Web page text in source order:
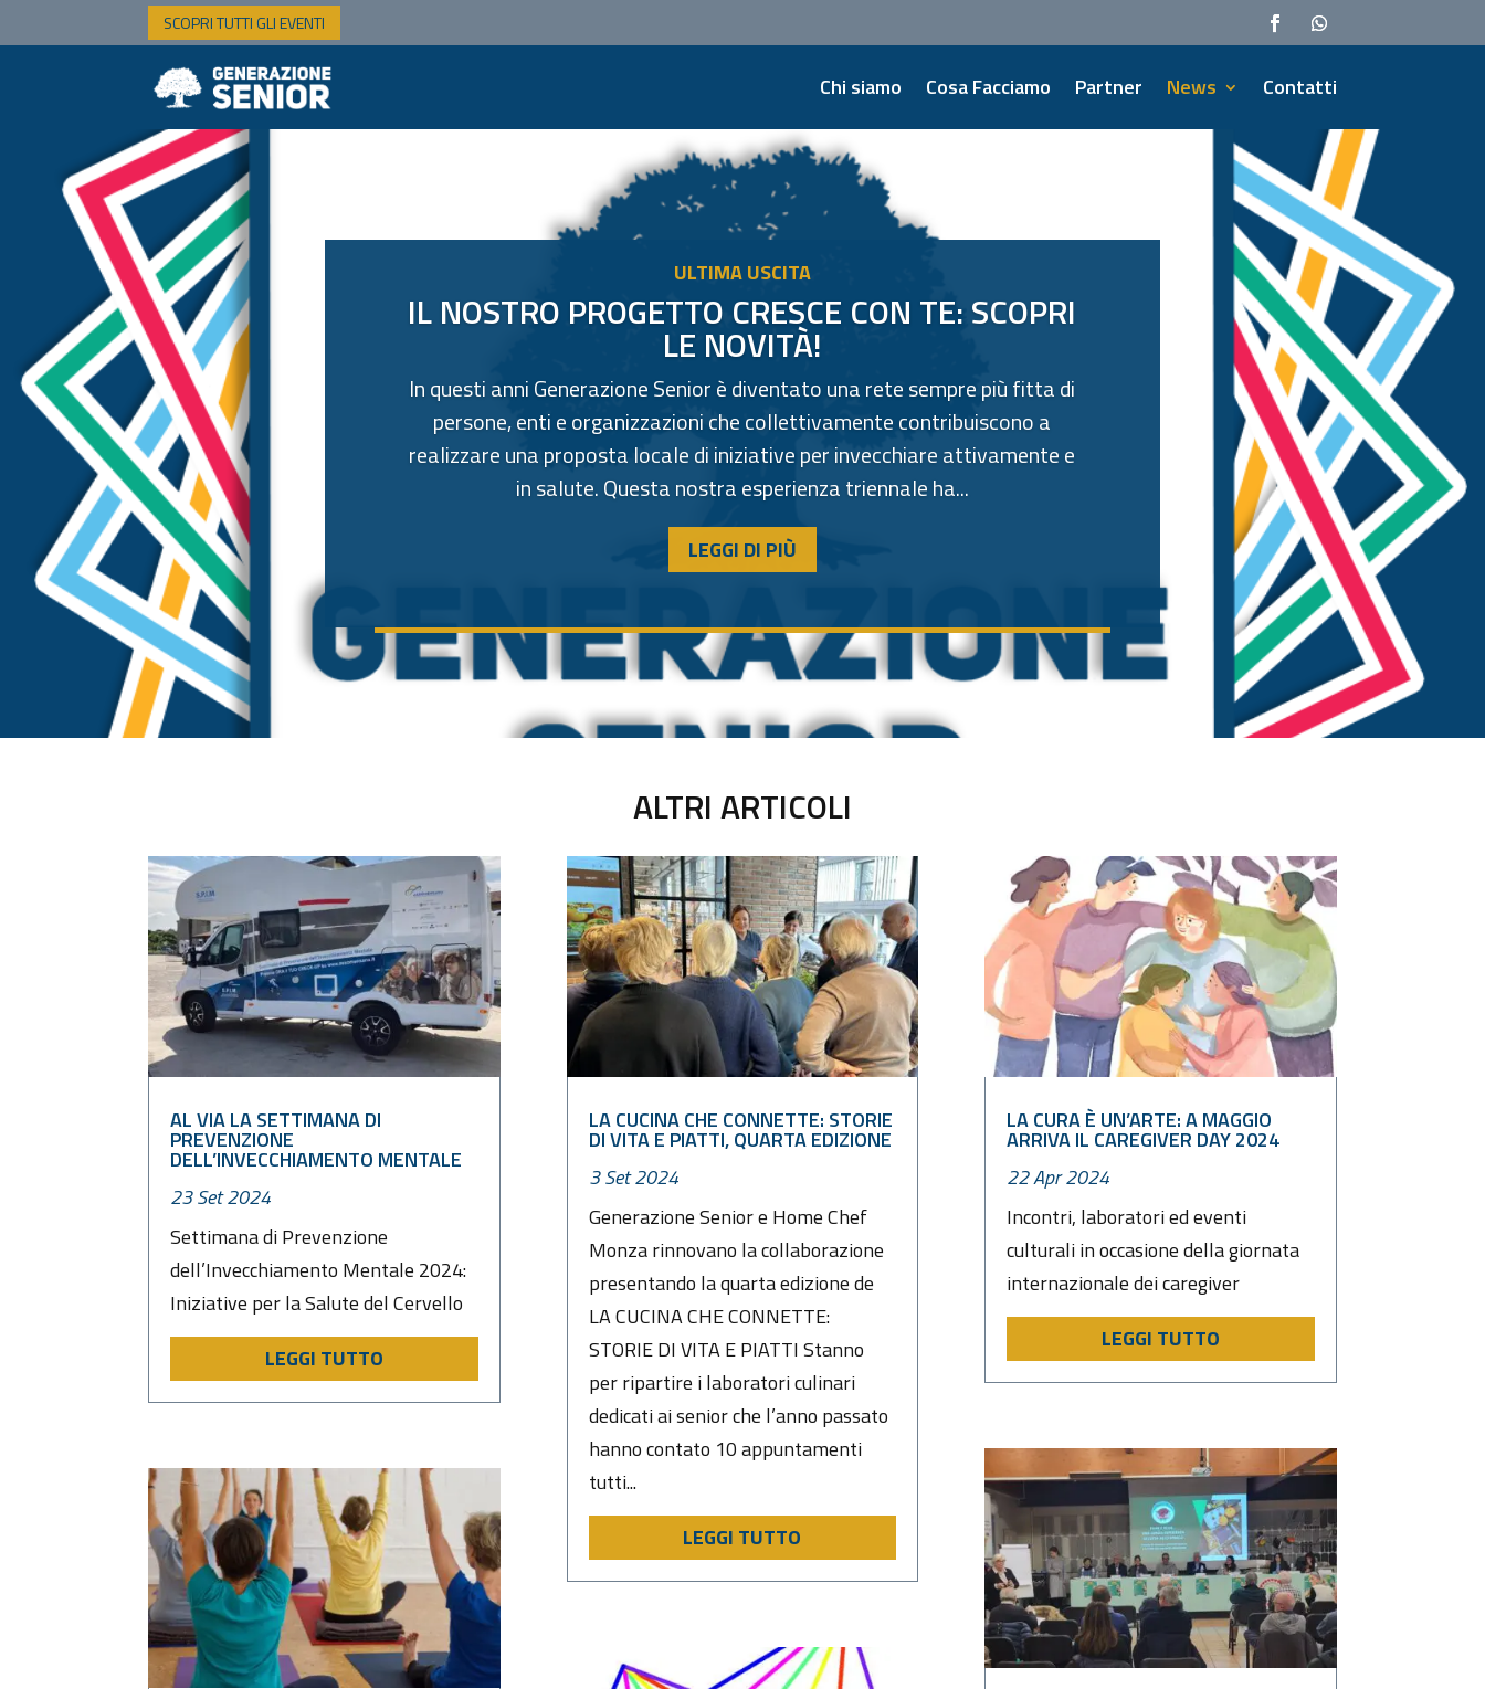
SCOPRI TUTTI GLI EVENTI
Chi siamo Cosa Facciamo Partner News Contatti
IL NOSTRO PROGETTO CRESCE CON TE: SCOPRI
LE NOVITÀ!
In questi anni Generazione Senior è diventato una rete sempre più fitta di
persone, enti e organizzazioni che collettivamente contribuiscono a
realizzare una proposta locale di iniziative per invecchiare attivamente e
in salute. Questa nostra esperienza triennale ha...
LEGGI DI PIÙ
ALTRI ARTICOLI
AL VIA LA SETTIMANA DI
PREVENZIONE
DELL’INVECCHIAMENTO MENTALE
23 Set 2024
Settimana di Prevenzione
dell’Invecchiamento Mentale 2024:
Iniziative per la Salute del Cervello
LEGGI TUTTO
LA CUCINA CHE CONNETTE: STORIE
DI VITA E PIATTI, QUARTA EDIZIONE
3 Set 2024
Generazione Senior e Home Chef
Monza rinnovano la collaborazione
presentando la quarta edizione de
LA CUCINA CHE CONNETTE:
STORIE DI VITA E PIATTI Stanno
per ripartire i laboratori culinari
dedicati ai senior che l’anno passato
hanno contato 10 appuntamenti
tutti...
LEGGI TUTTO
LA CURA È UN’ARTE: A MAGGIO
ARRIVA IL CAREGIVER DAY 2024
22 Apr 2024
Incontri, laboratori ed eventi
culturali in occasione della giornata
internazionale dei caregiver
LEGGI TUTTO